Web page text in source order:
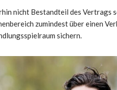
nicht Bestandteil des Vertrags
zumindest über einen
sichern.